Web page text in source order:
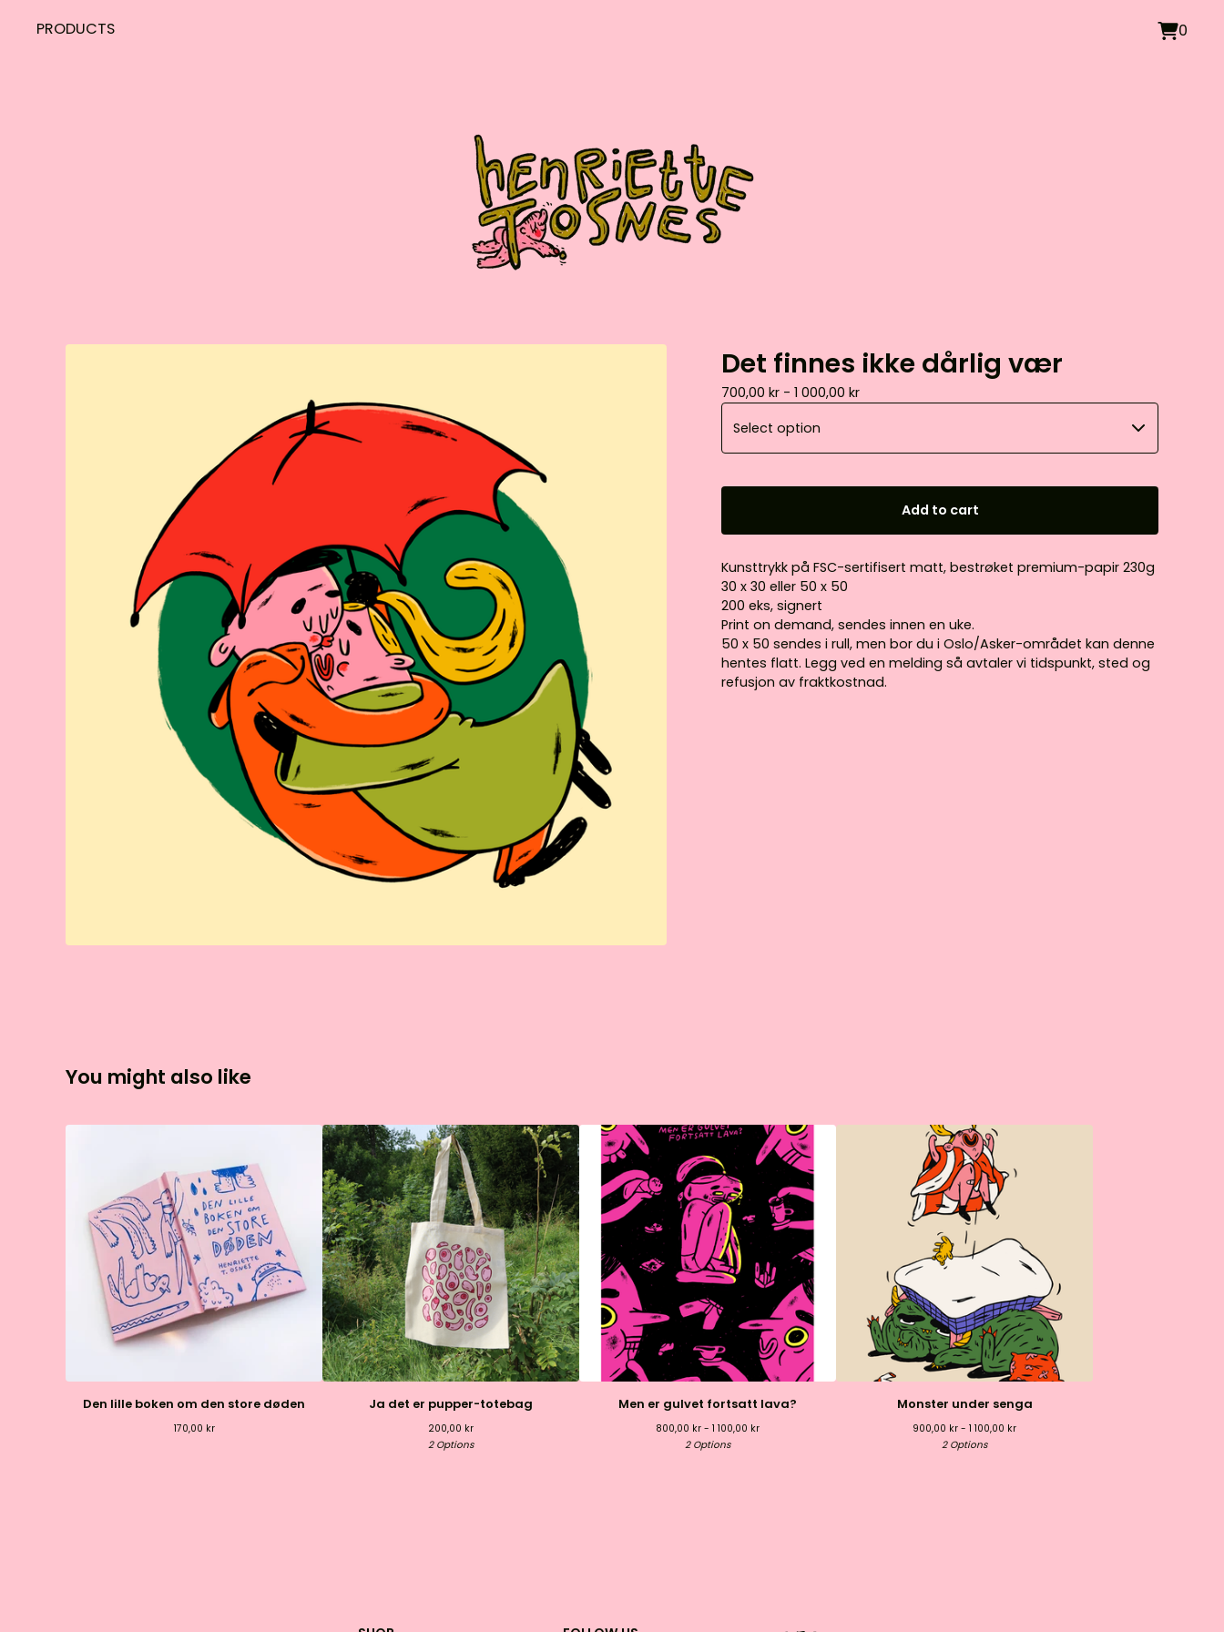
PRODUCTS 0
Det finnes ikke dårlig vær
700,00 kr - 1 000,00 kr
Add to cart
Kunsttrykk på FSC-sertifisert matt, bestrøket premium-papir 230g
30 x 30 eller 50 x 50
200 eks, signert
Print on demand, sendes innen en uke.
50 x 50 sendes i rull, men bor du i Oslo/Asker-området kan denne
hentes flatt. Legg ved en melding så avtaler vi tidspunkt, sted og
refusjon av fraktkostnad.
You might also like
Den lille boken om den store døden
170,00 kr
Ja det er pupper-totebag
200,00 kr
2 Options
Men er gulvet fortsatt lava?
800,00 kr - 1 100,00 kr
2 Options
Monster under senga
900,00 kr - 1 100,00 kr
2 Options